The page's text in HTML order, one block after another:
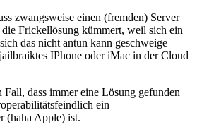
zwangsweise einen (fremden) Server
Frickellösung kümmert, weil sich ein
das nicht antun kann geschweige
IPhone oder iMac in der Cloud
Fall, dass immer eine Lösung gefunden
ein
(haha Apple) ist.